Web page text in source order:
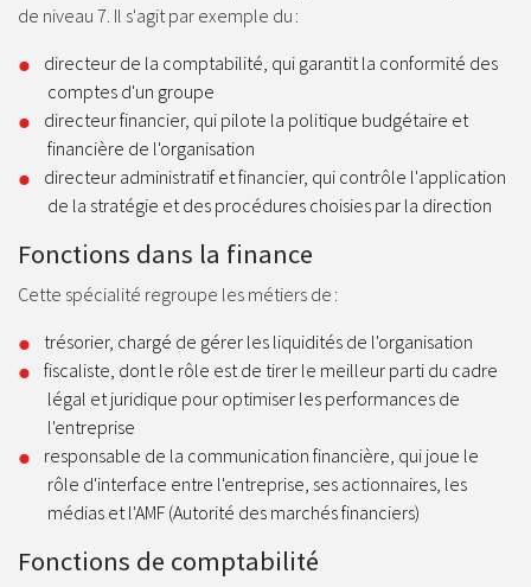
de niveau 7. Il s'agit par exemple du :
directeur de la comptabilité, qui garantit la conformité des
comptes d'un groupe
directeur financier, qui pilote la politique budgétaire et
financière de l'organisation
directeur administratif et financier, qui contrôle l'application
de la stratégie et des procédures choisies par la direction
Fonctions dans la finance
Cette spécialité regroupe les métiers de :
trésorier, chargé de gérer les liquidités de l'organisation
fiscaliste, dont le rôle est de tirer le meilleur parti du cadre
légal et juridique pour optimiser les performances de
l'entreprise
responsable de la communication financière, qui joue le
rôle d'interface entre l'entreprise, ses actionnaires, les
médias et l'AMF (Autorité des marchés financiers)
Fonctions de comptabilité